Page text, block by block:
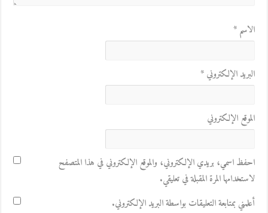
الاسم*
البريد الإلكتروني*
الموقع الإلكتروني
احفظ اسمي، بريدي الإلكتروني، والموقع الإلكتروني في هذا المتصفح
لاستخدامها المرة المقبلة في تعليقي.
أعلمني بمتابعة التعليقات بواسطة البريد الإلكتروني.